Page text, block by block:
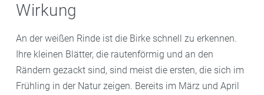
Wirkung
An der weißen Rinde ist die Birke schnell zu erkennen.
Ihre kleinen Blätter, die rautenförmig und an den
Rändern gezackt sind, sind meist die ersten, die sich im
Frühling in der Natur zeigen. Bereits im März und April